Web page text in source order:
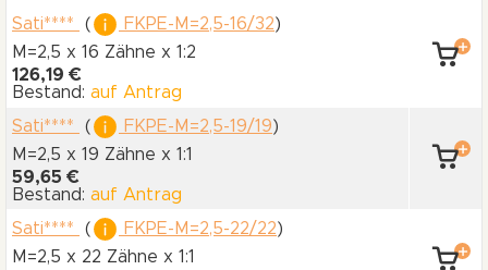
Sati****
( FKPE-M=2,5-16/32)
M=2,5 x 16 Zähne x 1:2
126,19 €
Bestand: auf Antrag
Sati****
( FKPE-M=2,5-19/19)
M=2,5 x 19 Zähne x 1:1
59,65 €
Bestand: auf Antrag
Sati****
( FKPE-M=2,5-22/22)
M=2,5 x 22 Zähne x 1:1